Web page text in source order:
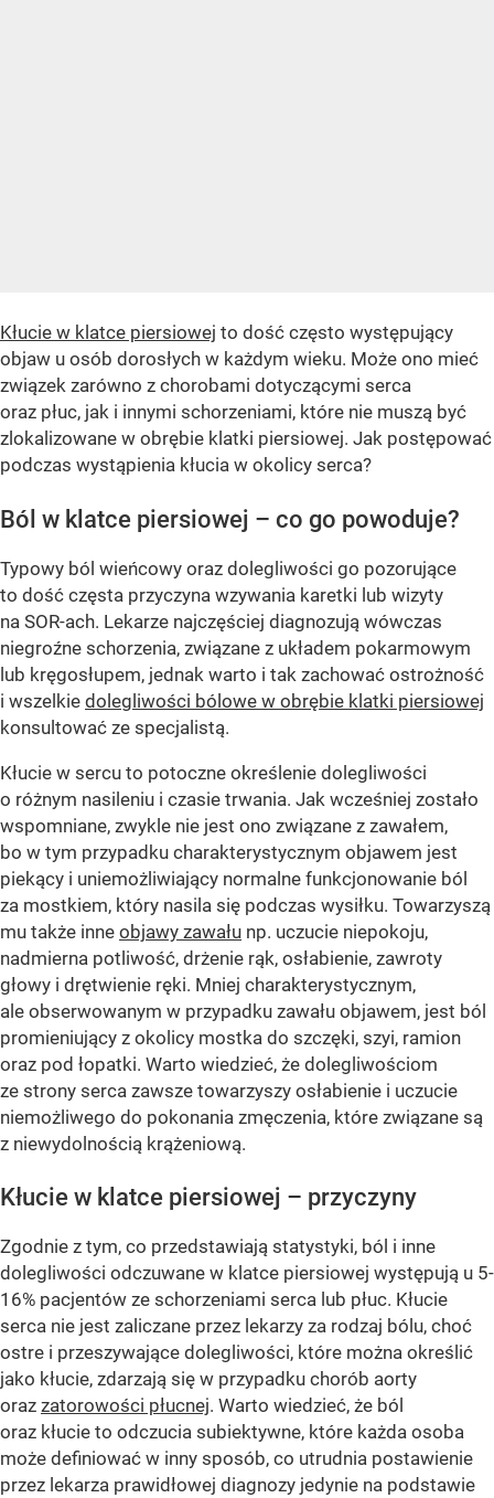
Kłucie w klatce piersiowej to dość często występujący
objaw u osób dorosłych w każdym wieku. Może ono mieć
związek zarówno z chorobami dotyczącymi serca
oraz płuc, jak i innymi schorzeniami, które nie muszą być
zlokalizowane w obrębie klatki piersiowej. Jak postępować
podczas wystąpienia kłucia w okolicy serca?
Ból w klatce piersiowej – co go powoduje?
Typowy ból wieńcowy oraz dolegliwości go pozorujące
to dość częsta przyczyna wzywania karetki lub wizyty
na SOR-ach. Lekarze najczęściej diagnozują wówczas
niegroźne schorzenia, związane z układem pokarmowym
lub kręgosłupem, jednak warto i tak zachować ostrożność
i wszelkie dolegliwości bólowe w obrębie klatki piersiowej
konsultować ze specjalistą.
Kłucie w sercu to potoczne określenie dolegliwości
o różnym nasileniu i czasie trwania. Jak wcześniej zostało
wspomniane, zwykle nie jest ono związane z zawałem,
bo w tym przypadku charakterystycznym objawem jest
piekący i uniemożliwiający normalne funkcjonowanie ból
za mostkiem, który nasila się podczas wysiłku. Towarzyszą
mu także inne objawy zawału np. uczucie niepokoju,
nadmierna potliwość, drżenie rąk, osłabienie, zawroty
głowy i drętwienie ręki. Mniej charakterystycznym,
ale obserwowanym w przypadku zawału objawem, jest ból
promieniujący z okolicy mostka do szczęki, szyi, ramion
oraz pod łopatki. Warto wiedzieć, że dolegliwościom
ze strony serca zawsze towarzyszy osłabienie i uczucie
niemożliwego do pokonania zmęczenia, które związane są
z niewydolnością krążeniową.
Kłucie w klatce piersiowej – przyczyny
Zgodnie z tym, co przedstawiają statystyki, ból i inne
dolegliwości odczuwane w klatce piersiowej występują u 5-
16% pacjentów ze schorzeniami serca lub płuc. Kłucie
serca nie jest zaliczane przez lekarzy za rodzaj bólu, choć
ostre i przeszywające dolegliwości, które można określić
jako kłucie, zdarzają się w przypadku chorób aorty
oraz zatorowości płucnej. Warto wiedzieć, że ból
oraz kłucie to odczucia subiektywne, które każda osoba
może definiować w inny sposób, co utrudnia postawienie
przez lekarza prawidłowej diagnozy jedynie na podstawie